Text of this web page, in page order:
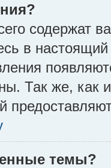
содержат
в
Так же,
темы?